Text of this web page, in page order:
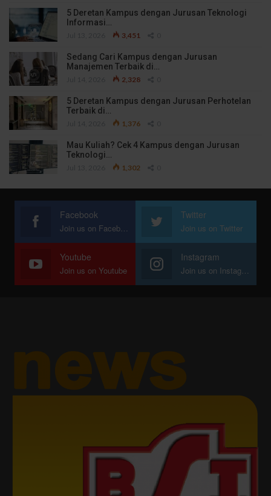
5 Deretan Kampus dengan Jurusan Teknologi
Informasi…
3,451
Sedang Cari Kampus dengan Jurusan
Manajemen Terbaik di…
2,328
5 Deretan Kampus dengan Jurusan Perhotelan
Terbaik di…
1,376
Mau Kuliah? Cek 4 Kampus dengan Jurusan
Teknologi…
1,302
Facebook
Join us on Facebook
Twitter
Join us on Twitter
Youtube
Join us on Youtube
Instagram
Join us on Instagram